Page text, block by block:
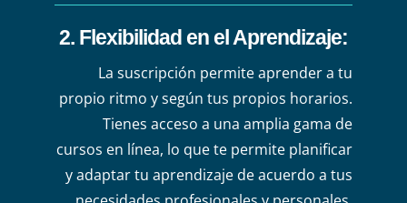
2. Flexibilidad en el Aprendizaje:
La suscripción permite aprender a tu
propio ritmo y según tus propios horarios.
Tienes acceso a una amplia gama de
cursos en línea, lo que te permite planificar
y adaptar tu aprendizaje de acuerdo a tus